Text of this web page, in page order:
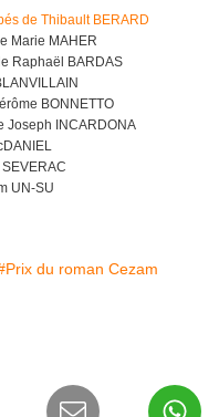
de Thibault BERARD
Marie MAHER
Raphaël BARDAS
BONNETTO
Joseph INCARDONA
UN-SU
du roman Cezam